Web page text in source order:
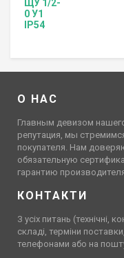
О НАС
Главным девизом
репутация, мы
покупателя. Нам
обязательную
гарантию
КОНТАКТИ
З усіх питань (технічні,
складі, терміни
телефонами або на